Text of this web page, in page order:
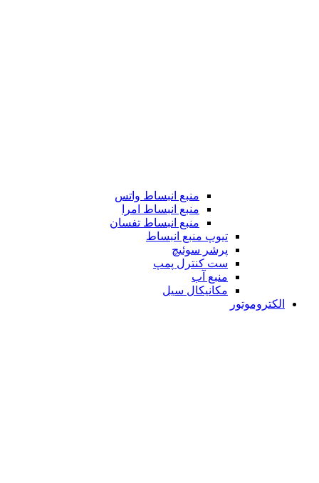
منبع انبساط واتس
منبع انبساط امرا
منبع انبساط تفسان
تیوپ منبع انبساط
پرشر سوئیچ
ست کنترل پمپ
منبع آب
مکانیکال سیل
الکتروموتور